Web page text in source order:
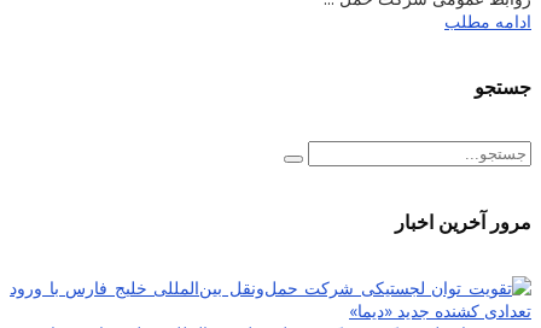
ادامه مطلب
جستجو
مرور آخرین اخبار